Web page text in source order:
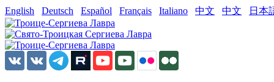
English Deutsch Español Français Italiano 中文 中文 日本